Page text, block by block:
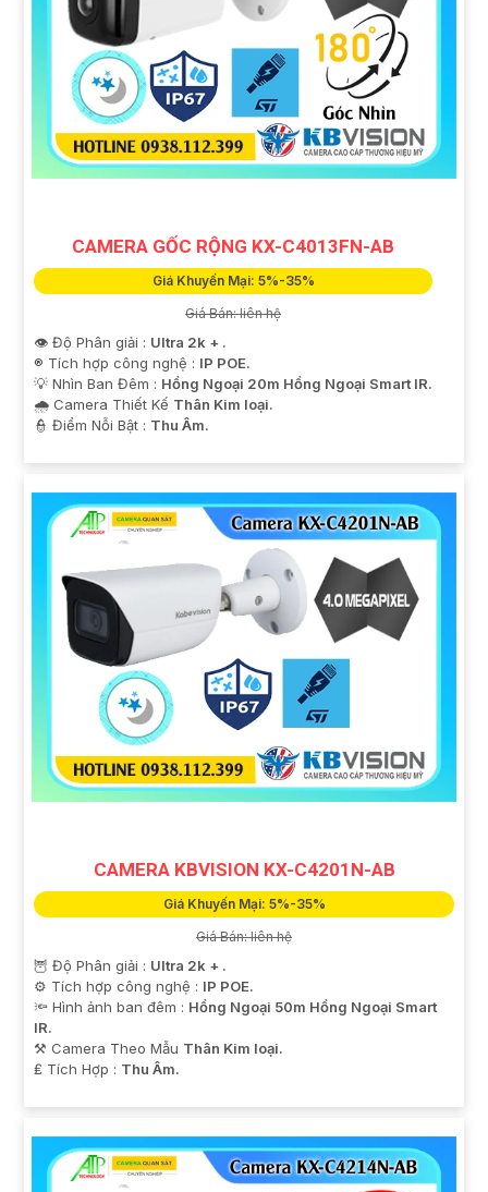
năng khác giúp nâng cao tính an toàn và tiện ích cho
hệ thống giám sát của bạn.
Hãy bảo vệ tài sản và gia đình của bạn một cách an
toàn và hiệu quả với Camera 2K 4MP ngay hôm nay!
Liên hệ với chúng tôi để biết thêm thông tin chi tiết và
nhận tư vấn miễn phí.
Trân trọng cảm ơn!"
CAMERA GỐC RỘNG KX-C4013FN-AB
Giá Khuyến Mại: 5%-35%
Giá Bán: liên hệ
👁 Độ Phân giải : Ultra 2k + .
®️ Tích hợp công nghệ : IP POE.
💡 Nhìn Ban Đêm : Hồng Ngoại 20m Hồng Ngoại Smart IR.
🌧️ Camera Thiết Kế Thân Kim loại.
️👮 Điểm Nỗi Bật : Thu Âm.
CAMERA KBVISION KX-C4201N-AB
Giá Khuyến Mại: 5%-35%
Giá Bán: liên hệ
🦉 Độ Phân giải : Ultra 2k + .
⚙ Tích hợp công nghệ : IP POE.
🔦 Hình ảnh ban đêm : Hồng Ngoại 50m Hồng Ngoại Smart
IR.
⚒ Camera Theo Mẫu Thân Kim loại.
️₤ Tích Hợp : Thu Âm.